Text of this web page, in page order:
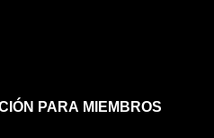
PARA MIEMBROS